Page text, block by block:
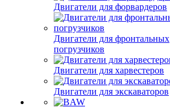
Двигатели для форвардеров
Двигатели для фронтальных
погрузчиков
Двигатели для харвестеров
Двигатели для экскаваторов